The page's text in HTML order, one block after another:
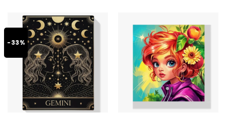
-33%